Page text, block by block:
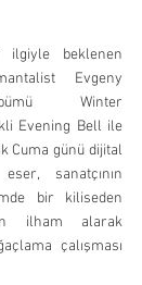
ilgiyle beklenen
Evgeny
Winter
Evening Bell ile
Cuma günü dijital
sanatçının
bir kiliseden
ilham alarak
çalışması